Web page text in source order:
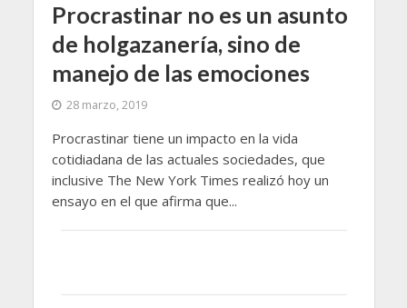
Procrastinar no es un asunto
de holgazanería, sino de
manejo de las emociones
28 marzo, 2019
Procrastinar tiene un impacto en la vida
cotidiadana de las actuales sociedades, que
inclusive The New York Times realizó hoy un
ensayo en el que afirma que...